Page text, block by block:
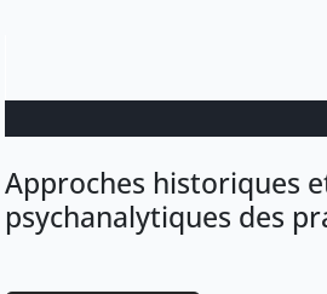
Approches historiques
psychanalytiques des